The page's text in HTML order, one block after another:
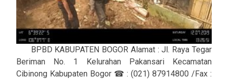
BPBD KABUPATEN BOGOR Alamat : Jl. Raya Tegar
Beriman No. 1 Kelurahan Pakansari Kecamatan
Cibinong Kabupaten Bogor ☎ : (021) 87914800 /Fax :